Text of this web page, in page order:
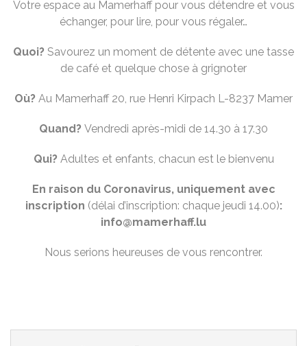
Votre espace au Mamerhaff pour vous détendre et vous
échanger, pour lire, pour vous régaler…
Quoi? Savourez un moment de détente avec une tasse
de café et quelque chose à grignoter
Où? Au Mamerhaff 20, rue Henri Kirpach L-8237 Mamer
Quand? Vendredi après-midi de 14.30 à 17.30
Qui? Adultes et enfants, chacun est le bienvenu
En raison du Coronavirus, uniquement avec
inscription (délai d’inscription: chaque jeudi 14.00):
info@mamerhaff.lu
Nous serions heureuses de vous rencontrer.